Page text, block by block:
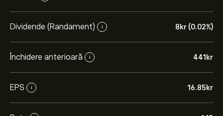
Dividende (Randament) i 8‎kr‎ (0.02%)
Închidere anterioară i 441‎kr‎
EPS i 16.85‎kr‎